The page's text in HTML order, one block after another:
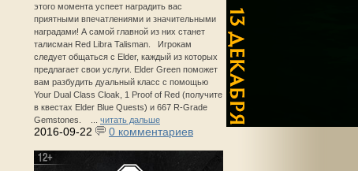
этого момента успеет наградить вас
приятными впечатлениями и значительными
наградами! А самой главной из них станет
талисман Red Libra Talisman. Игрокам
следует общаться с Elder, каждый из которых
предлагает свои услуги. Elder Green поможет
вам разбудить дуальный класс с помощью
Your Dual Class Cloak, 1 Proof of Red (получите
в квестах Elder Blue Quests) и 667 R-Grade
Gemstones. ... читать дальше
2016-09-22 0 комментариев